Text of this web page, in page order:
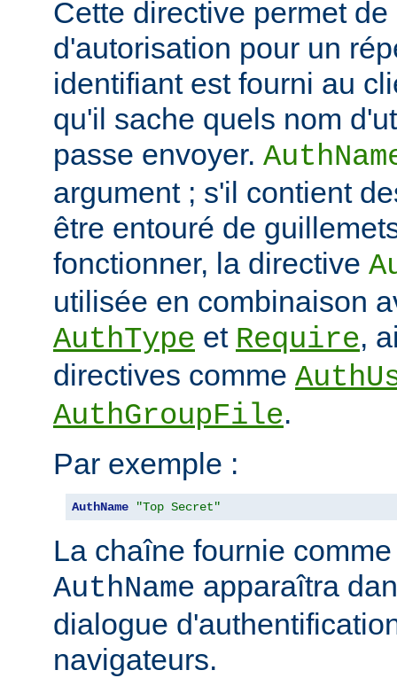
Cette directive permet
d'autorisation pour un
identifiant est fourni au
qu'il sache quels nom
passe envoyer.
argument ; s'il contient
être entouré de
fonctionner, la directive
utilisée en combinaison
AuthType et Require,
directives comme
AuthGroupFile.
Par exemple :
AuthName "Top Secret"
La chaîne fournie
AuthName apparaîtra
dialogue
navigateurs.